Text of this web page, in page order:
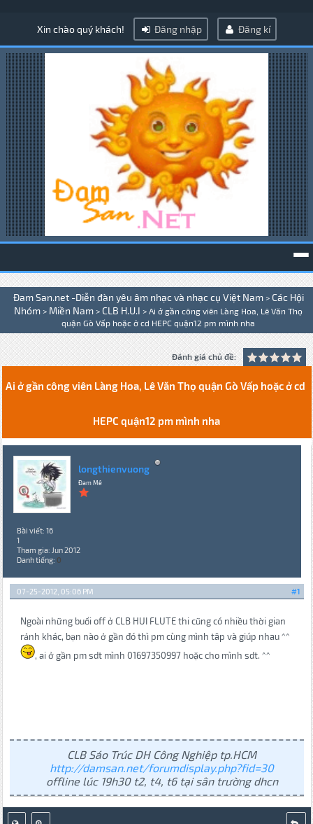
Xin chào quý khách! Đăng nhập Đăng kí
Đam San.net -Diễn đàn yêu âm nhạc và nhạc cụ Việt Nam > Các Hội
Nhóm > Miền Nam > CLB H.U.I > Ai ở gần công viên Làng Hoa, Lê Văn Thọ
quận Gò Vấp hoặc ở cd HEPC quận12 pm mình nha
Đánh giá chủ đề:
Ai ở gần công viên Làng Hoa, Lê Văn Thọ quận Gò Vấp hoặc ở cd
HEPC quận12 pm mình nha
longthienvuong
Đam Mê
Bài viết: 16
1
Tham gia: Jun 2012
Danh tiếng: 0
#1
07-25-2012, 05:06 PM
Ngoài những buổi off ở CLB HUI FLUTE thi cũng có nhiều thời gian
rảnh khác, bạn nào ở gần đó thì pm cùng mình tâp và giúp nhau ^^
, ai ở gần pm sdt mình 01697350997 hoặc cho mình sdt. ^^
CLB Sáo Trúc DH Công Nghiệp tp.HCM
http://damsan.net/forumdisplay.php?fid=30
offline lúc 19h30 t2, t4, t6 tại sân trường dhcn